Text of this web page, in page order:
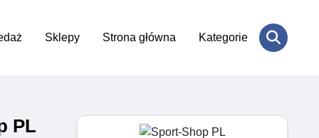
Sklepy Strona główna Kategorie
PL